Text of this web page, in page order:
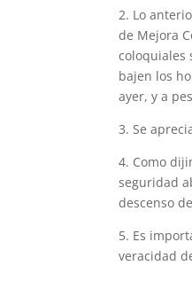
2. Lo
de Mejora
coloquiales
bajen los
ayer, y a
3. Se
4. Como
seguridad
descenso
5. Es
veracidad